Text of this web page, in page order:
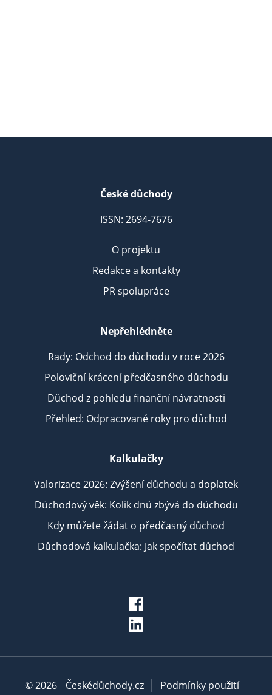
České důchody
ISSN: 2694-7676
O projektu
Redakce a kontakty
PR spolupráce
Nepřehlédněte
Rady: Odchod do důchodu v roce 2026
Poloviční krácení předčasného důchodu
Důchod z pohledu finanční návratnosti
Přehled: Odpracované roky pro důchod
Kalkulačky
Valorizace 2026: Zvýšení důchodu a doplatek
Důchodový věk: Kolik dnů zbývá do důchodu
Kdy můžete žádat o předčasný důchod
Důchodová kalkulačka: Jak spočítat důchod
© 2026 Českédůchody.cz
Podmínky použití